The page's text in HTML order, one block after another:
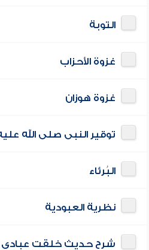
التوبة
غزوة الأحزاب
غزوة هوزان
توقير النبى صلى الله
البُرئاء
نظرية العبودية
شرح حديث خلقت